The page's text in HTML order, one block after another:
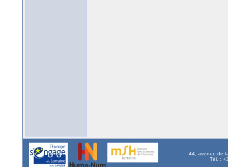
44, avenue de
Tél. :